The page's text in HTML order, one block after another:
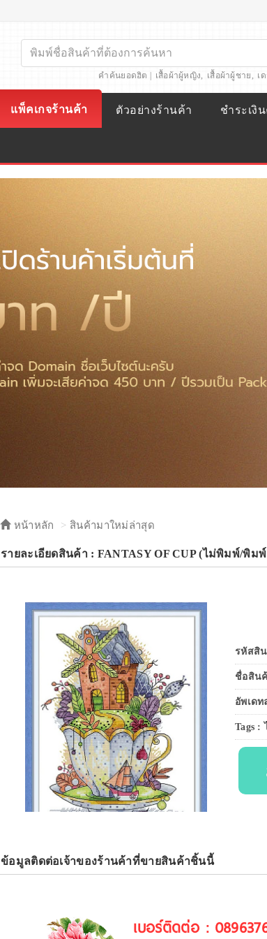
คำค้นยอดฮิต | เสื้อผ้าผู้หญิง, เสื้อผ้าผู้ชาย, เ
แพ็คเกจร้านค้า ตัวอย่างร้านค้า ชำระเงิ
หน้าหลัก สินค้ามาใหม่ล่าสุด
รายละเอียดสินค้า : FANTASY OF CUP (ไม่พิมพ์/พิม
รหัสสิ
ชื่อสิน
อัพเด
Tags :
ข้อมูลติดต่อเจ้าของร้านค้าที่ขายสินค้าชิ้นนี้
เบอร์ติดต่อ :